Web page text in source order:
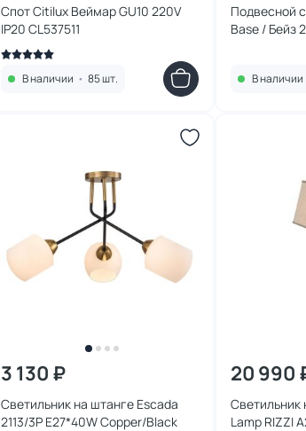
Спот Citilux Веймар GU10 220V
IP20 CL537511
В наличии • 85 шт.
Подвесной
Base / Бейз
В наличии
3 130 ₽
Светильник на штанге Escada
2113/3P E27*40W Copper/Black
20 990
Светильник
Lamp RIZZI